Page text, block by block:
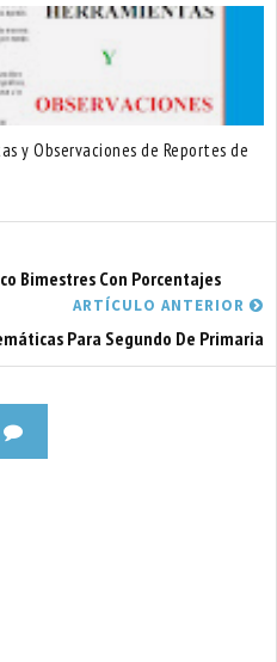
y Observaciones de Reportes de
Bimestres Con Porcentajes
ARTÍCULO ANTERIOR
Para Segundo De Primaria